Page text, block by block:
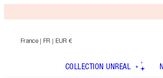
France | FR | EUR €
COLLECTION UNREAL